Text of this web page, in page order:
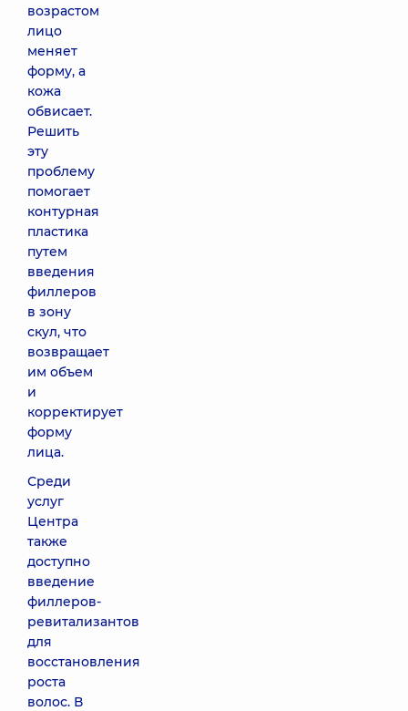
возрастом
лицо
меняет
форму, а
кожа
обвисает.
Решить
эту
проблему
помогает
контурная
пластика
путем
введения
филлеров
в зону
скул, что
возвращает
им объем
и
корректирует
форму
лица.
Среди
услуг
Центра
также
доступно
введение
филлеров-
ревитализантов
для
восстановления
роста
волос. В